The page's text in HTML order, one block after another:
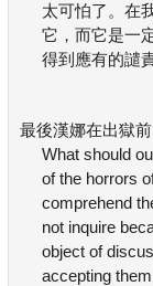
太可怕了。在
它，而它是一
得到應有的譴
最後漢娜在出獄
What should
of the horrors
comprehend
not inquire
object of
accepting